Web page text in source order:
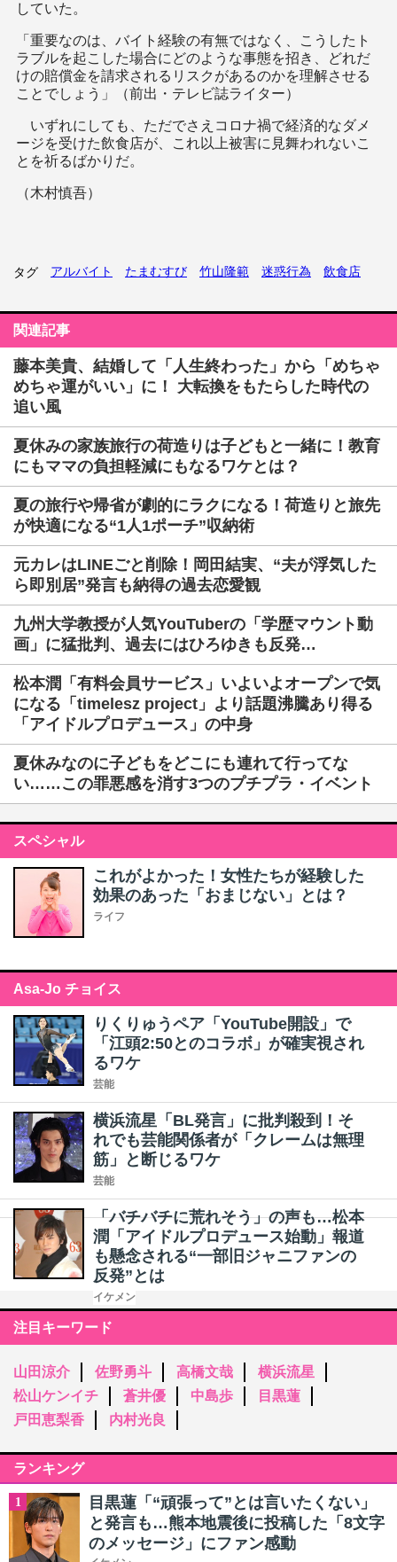
していた。
「重要なのは、バイト経験の有無ではなく、こうしたト
ラブルを起こした場合にどのような事態を招き、どれだ
けの賠償金を請求されるリスクがあるのかを理解させる
ことでしょう」（前出・テレビ誌ライター）
いずれにしても、ただでさえコロナ禍で経済的なダメ
ージを受けた飲食店が、これ以上被害に見舞われないこ
とを祈るばかりだ。
（木村慎吾）
タグ アルバイト たまむすび 竹山隆範 迷惑行為 飲食店
関連記事
藤本美貴、結婚して「人生終わった」から「めちゃ
めちゃ運がいい」に！ 大転換をもたらした時代の
追い風
夏休みの家族旅行の荷造りは子どもと一緒に！教育
にもママの負担軽減にもなるワケとは？
夏の旅行や帰省が劇的にラクになる！荷造りと旅先
が快適になる“1人1ポーチ”収納術
元カレはLINEごと削除！岡田結実、“夫が浮気した
ら即別居”発言も納得の過去恋愛観
九州大学教授が人気YouTuberの「学歴マウント動
画」に猛批判、過去にはひろゆきも反発…
松本潤「有料会員サービス」いよいよオープンで気
になる「timelesz project」より話題沸騰あり得る
「アイドルプロデュース」の中身
夏休みなのに子どもをどこにも連れて行ってな
い……この罪悪感を消す3つのプチプラ・イベント
スペシャル
これがよかった！女性たちが経験した
効果のあった「おまじない」とは？
ライフ
Asa-Jo チョイス
りくりゅうペア「YouTube開設」で
「江頭2:50とのコラボ」が確実視され
るワケ
芸能
横浜流星「BL発言」に批判殺到！そ
れでも芸能関係者が「クレームは無理
筋」と断じるワケ
芸能
「バチバチに荒れそう」の声も…松本
潤「アイドルプロデュース始動」報道
も懸念される“一部旧ジャニファンの
反発”とは
イケメン
注目キーワード
山田涼介 佐野勇斗 高橋文哉
横浜流星
松山ケンイチ
蒼井優 中島歩
目黒蓮
戸田恵梨香
内村光良
ランキング
1
目黒蓮「“頑張って”とは言いたくない」
と発言も…熊本地震後に投稿した「8文字
のメッセージ」にファン感動